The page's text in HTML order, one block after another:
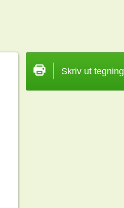
Skriv ut tegning